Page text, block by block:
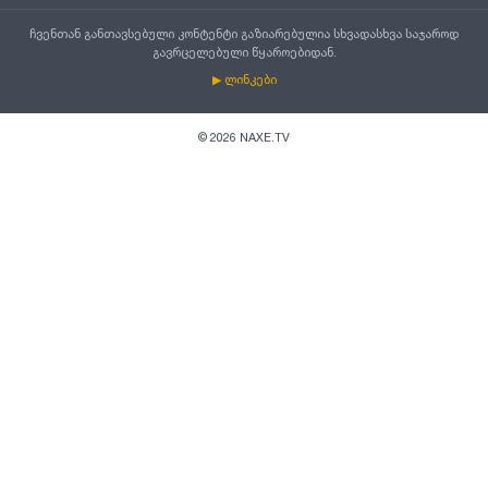
ჩვენთან განთავსებული კონტენტი გაზიარებულია სხვადასხვა საჯაროდ
გავრცელებული წყაროებიდან.
▶ ლინკები
© 2026 NAXE.TV